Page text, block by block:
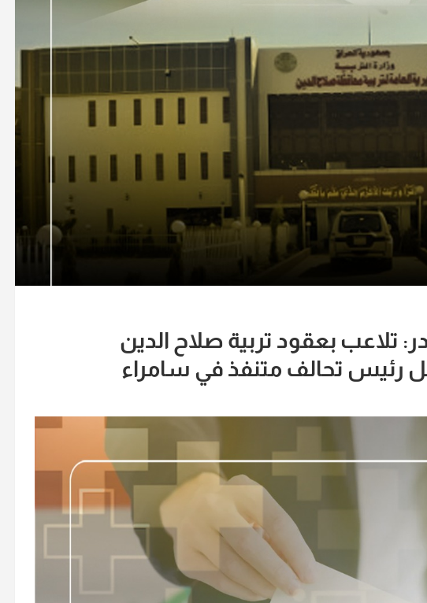
تلاعب بعقود تربية صلاح الدين
رئيس تحالف متنفذ في سامراء